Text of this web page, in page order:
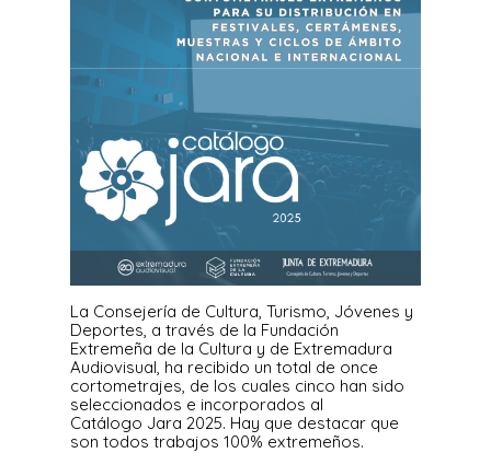
La Consejería de Cultura, Turismo, Jóvenes y
Deportes, a través de la Fundación
Extremeña de la Cultura y de Extremadura
Audiovisual, ha recibido un total de once
cortometrajes, de los cuales cinco han sido
seleccionados e incorporados al
Catálogo Jara 2025. Hay que destacar que
son todos trabajos 100% extremeños.